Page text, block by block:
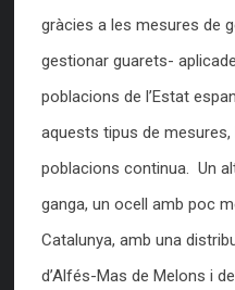
gràcies a les mesures de
gestionar guarets-
poblacions de l’Estat
aquests tipus de
poblacions continua. Un
ganga, un ocell amb poc
Catalunya, amb una
d’Alfés-Mas de Melons i